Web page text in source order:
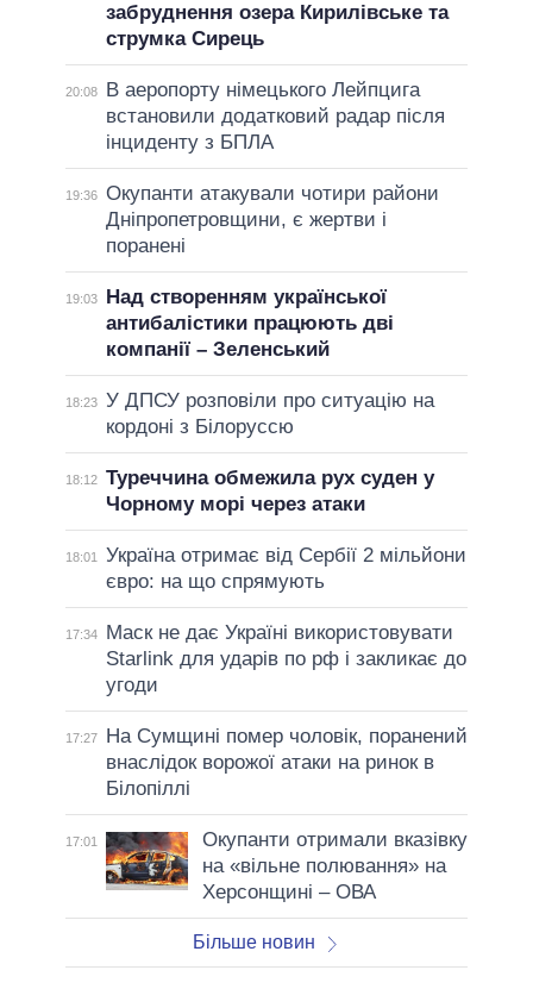
забруднення озера Кирилівське та
струмка Сирець
20:08
В аеропорту німецького Лейпцига
встановили додатковий радар після
інциденту з БПЛА
19:36 Окупанти атакували чотири райони
Дніпропетровщини, є жертви і
поранені
19:03
Над створенням української
антибалістики працюють дві
компанії – Зеленський
18:23 У ДПСУ розповіли про ситуацію на
кордоні з Білоруссю
18:12 Туреччина обмежила рух суден у
Чорному морі через атаки
18:01
Україна отримає від Сербії 2 мільйони
євро: на що спрямують
17:34
Маск не дає Україні використовувати
Starlink для ударів по рф і закликає до
угоди
17:27
На Сумщині помер чоловік, поранений
внаслідок ворожої атаки на ринок в
Білопіллі
17:01
Окупанти отримали вказівку
на «вільне полювання» на
Херсонщині – ОВА
Більше новин